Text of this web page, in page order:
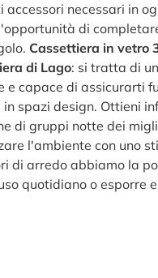
accessori necessari in
di
Cassettiera in vetro
di Lago: si tratta di
e capace di assicurarti
spazi design. Ottieni
di gruppi notte dei
l'ambiente con uno
di arredo abbiamo la
quotidiano o esporre